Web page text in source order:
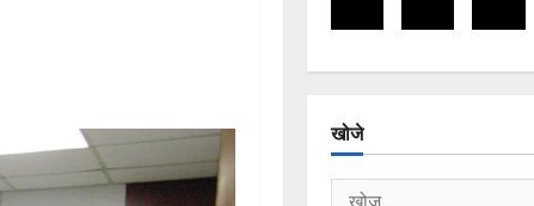
खोजे
निम्न